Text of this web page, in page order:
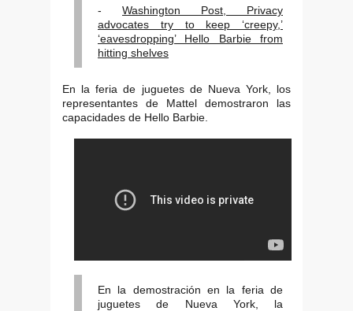
- Washington Post, Privacy
advocates try to keep ‘creepy,’
‘eavesdropping’ Hello Barbie from
hitting shelves
En la feria de juguetes de Nueva York, los
representantes de Mattel demostraron las
capacidades de Hello Barbie.
En la demostración en la feria de
juguetes de Nueva York, la